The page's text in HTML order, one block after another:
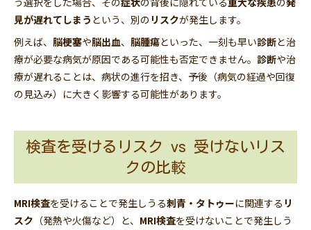
見が遅れてしまう という、別の リスクが発生します。
例えば、 脳梗塞や脳出血、 脳腫瘍といった、一刻も早い診断と治
療が必要な病気が原因である可能性も否定できません。 診断や治
療が遅れることは、病状の進行を招き、予後（病気の経過や回復
の見込み）に大きく影響する可能性があります。
検査を受けるリスク vs 受けないリス
クの比較
MRI検査を受けることで発生しうる刺青・タトゥーに関連する リ
スク （発熱や火傷など）と、 MRI検査を受けないことで発生しう